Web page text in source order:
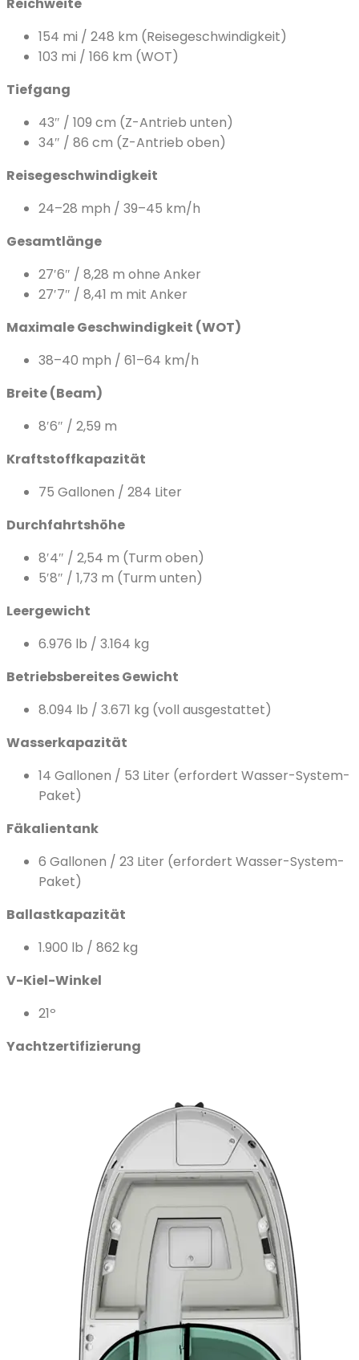
Reichweite
154 mi / 248 km (Reisegeschwindigkeit)
103 mi / 166 km (WOT)
Tiefgang
43″ / 109 cm (Z-Antrieb unten)
34″ / 86 cm (Z-Antrieb oben)
Reisegeschwindigkeit
24–28 mph / 39–45 km/h
Gesamtlänge
27′6″ / 8,28 m ohne Anker
27′7″ / 8,41 m mit Anker
Maximale Geschwindigkeit (WOT)
38–40 mph / 61–64 km/h
Breite (Beam)
8′6″ / 2,59 m
Kraftstoffkapazität
75 Gallonen / 284 Liter
Durchfahrtshöhe
8′4″ / 2,54 m (Turm oben)
5′8″ / 1,73 m (Turm unten)
Leergewicht
6.976 lb / 3.164 kg
Betriebsbereites Gewicht
8.094 lb / 3.671 kg (voll ausgestattet)
Wasserkapazität
14 Gallonen / 53 Liter (erfordert Wasser-System-
Paket)
Fäkalientank
6 Gallonen / 23 Liter (erfordert Wasser-System-
Paket)
Ballastkapazität
1.900 lb / 862 kg
V-Kiel-Winkel
21º
Yachtzertifizierung